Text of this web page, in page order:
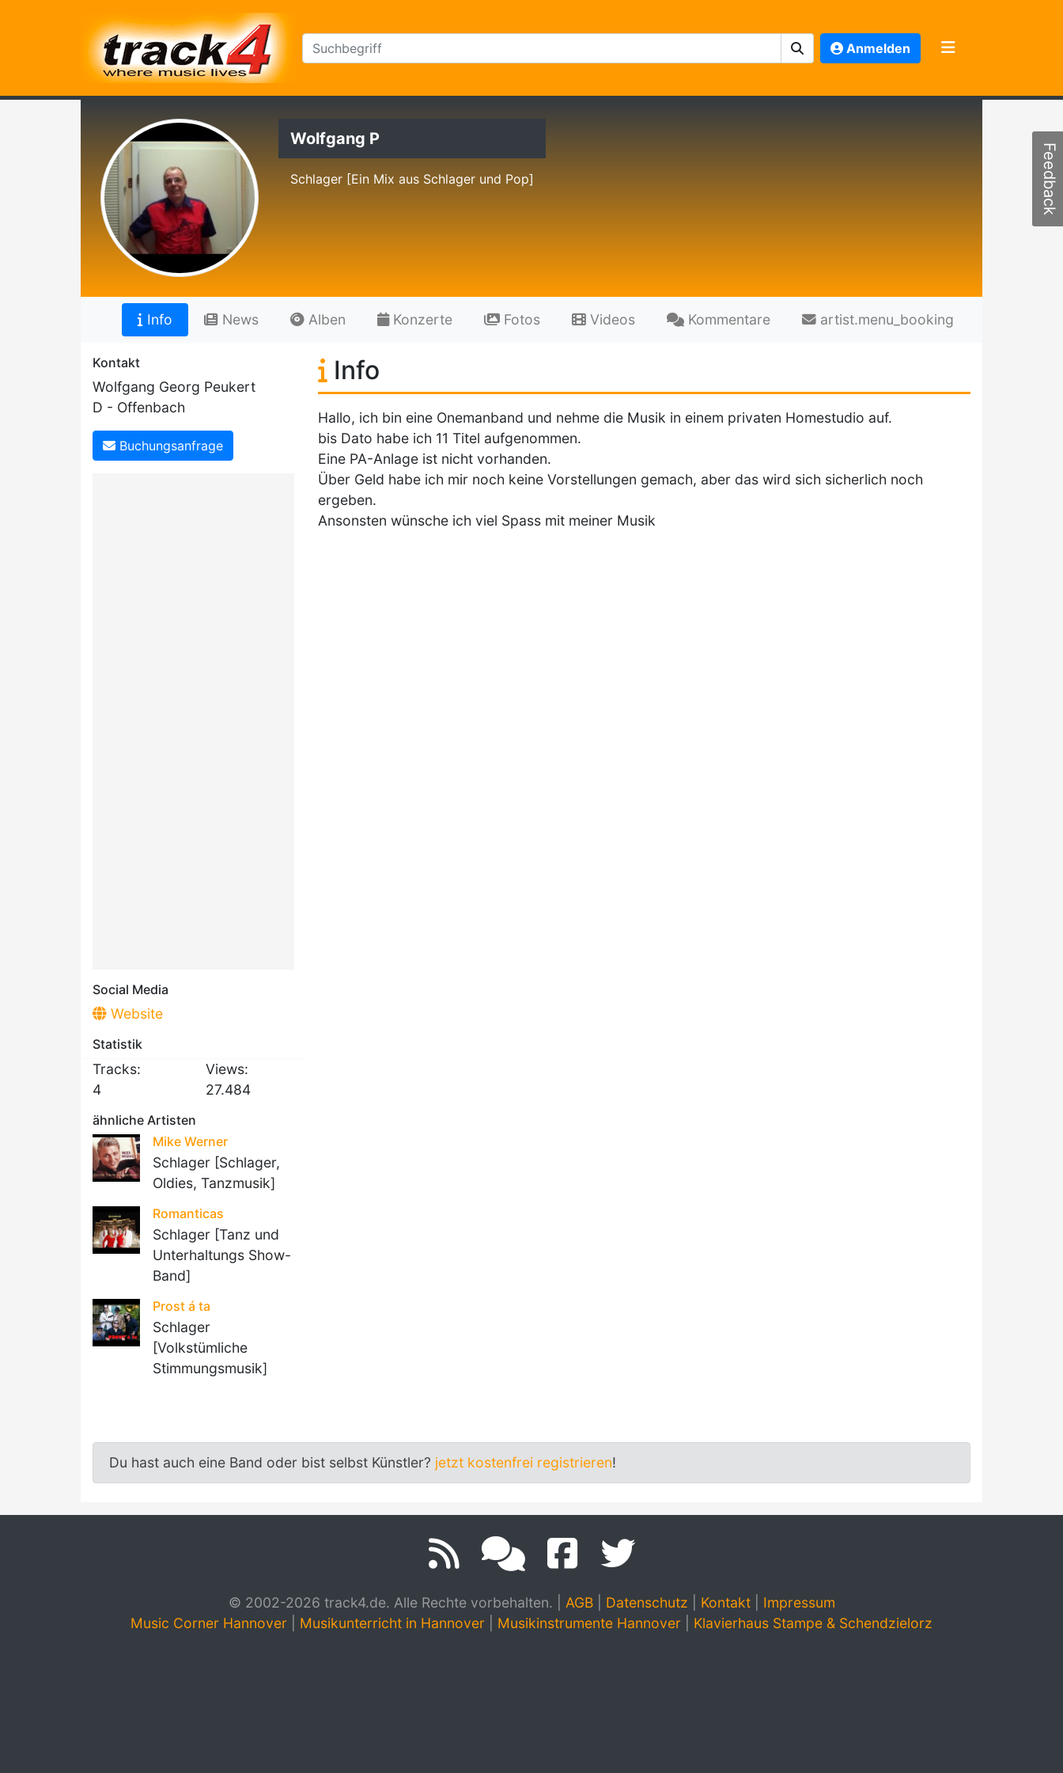
Anmelden
Wolfgang P
Schlager [Ein Mix aus Schlager und Pop]
Info News Alben Konzerte Fotos Videos Kommentare artist.menu_booking
Kontakt
Wolfgang Georg Peukert
D - Offenbach
Buchungsanfrage
Social Media
Website
Statistik
Tracks:
4
Views:
27.484
ähnliche Artisten
Mike Werner
Schlager [Schlager,
Oldies, Tanzmusik]
Romanticas
Schlager [Tanz und
Unterhaltungs Show-
Band]
Prost á ta
Schlager
[Volkstümliche
Stimmungsmusik]
Info
Hallo, ich bin eine Onemanband und nehme die Musik in einem privaten Homestudio auf.
bis Dato habe ich 11 Titel aufgenommen.
Eine PA-Anlage ist nicht vorhanden.
Über Geld habe ich mir noch keine Vorstellungen gemach, aber das wird sich sicherlich noch
ergeben.
Ansonsten wünsche ich viel Spass mit meiner Musik
Du hast auch eine Band oder bist selbst Künstler? jetzt kostenfrei registrieren!
© 2002-2026 track4.de. Alle Rechte vorbehalten. AGB| Datenschutz Kontakt| Impressum
Music Corner Hannover
Musikunterricht in Hannover Musikinstrumente Hannover Klavierhaus Stampe & Schendzielorz
Feedback